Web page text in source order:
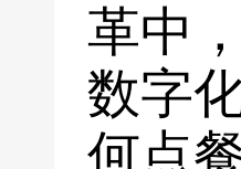
革中，
数字
何点